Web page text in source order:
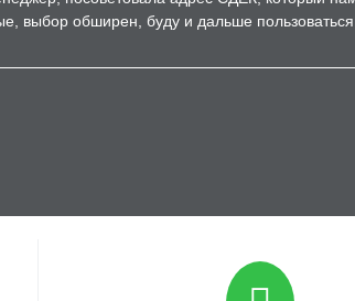
выбор обширен, буду и дальше